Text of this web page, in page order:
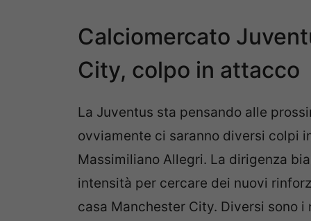
Calciomercato
City, colpo in attacco
La Juventus sta pensando alle
ovviamente ci saranno diversi colpi
Massimiliano Allegri. La dirigenza
intensità per cercare dei nuovi
casa Manchester City. Diversi sono